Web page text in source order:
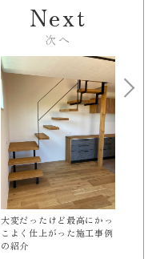
大変だったけど最高にかっ
こよく仕上がった施工事例
の紹介
Next
次へ